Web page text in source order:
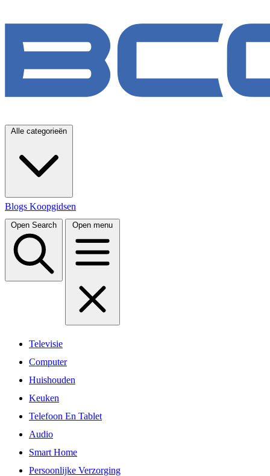
Alle categorieën
Blogs Koopgidsen
Open Search Open menu
Televisie
Computer
Huishouden
Keuken
Telefoon En Tablet
Audio
Smart Home
Persoonlijke Verzorging